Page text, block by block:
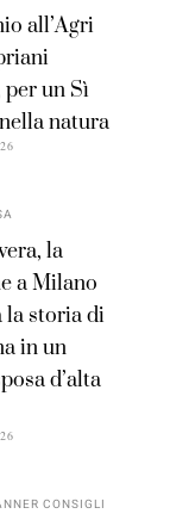
all’Agri
un Sì
natura
la
a Milano
la storia di
in un
d’alta
CONSIGLI